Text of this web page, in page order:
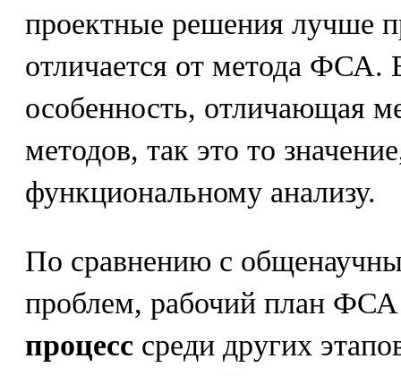
проектные решения лучше
отличается от метода ФСА.
особенность, отличающая
методов, так это то
функциональному анализу.
По сравнению с
проблем, рабочий план
процесс среди других